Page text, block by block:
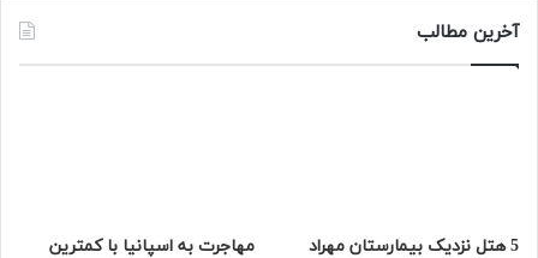
آخرین مطالب
5 هتل نزدیک بیمارستان مهراد
مهاجرت به اسپانیا با کمترین